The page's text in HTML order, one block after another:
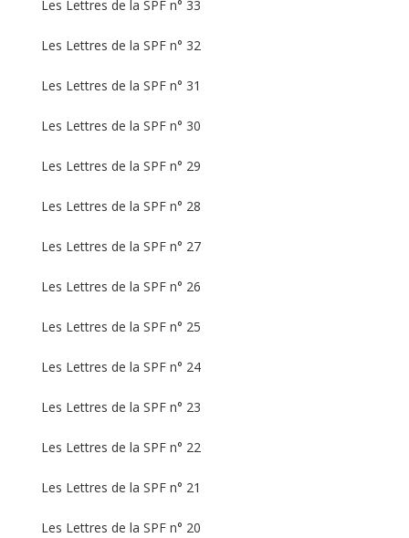
Les Lettres de la SPF n° 33
Les Lettres de la SPF n° 32
Les Lettres de la SPF n° 31
Les Lettres de la SPF n° 30
Les Lettres de la SPF n° 29
Les Lettres de la SPF n° 28
Les Lettres de la SPF n° 27
Les Lettres de la SPF n° 26
Les Lettres de la SPF n° 25
Les Lettres de la SPF n° 24
Les Lettres de la SPF n° 23
Les Lettres de la SPF n° 22
Les Lettres de la SPF n° 21
Les Lettres de la SPF n° 20